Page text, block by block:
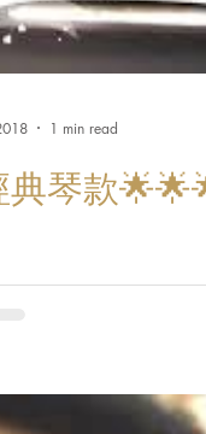
典琴款
1 min read